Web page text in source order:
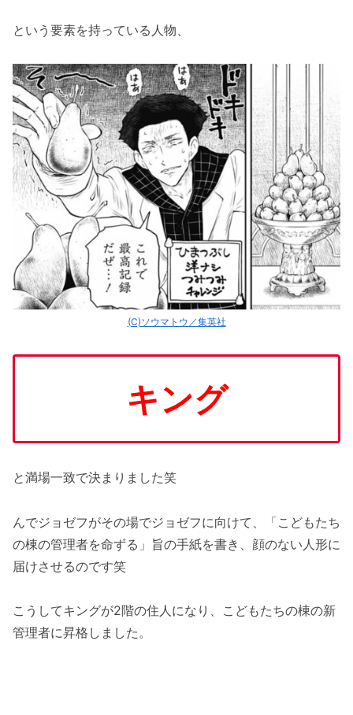
という要素を持っている人物、
(C)ソウマトウ／集英社
キング
と満場一致で決まりました笑
んでジョゼフがその場でジョゼフに向けて、「こどもたち
の棟の管理者を命ずる」旨の手紙を書き、顔のない人形に
届けさせるのです笑
こうしてキングが2階の住人になり、こどもたちの棟の新
管理者に昇格しました。